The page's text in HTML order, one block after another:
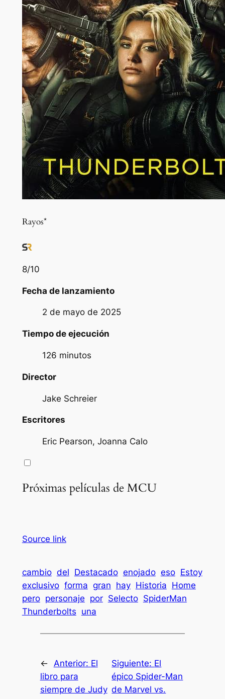
Rayos*
8/10
Fecha de lanzamiento
2 de mayo de 2025
Tiempo de ejecución
126 minutos
Director
Jake Schreier
Escritores
Eric Pearson, Joanna Calo
Próximas películas de MCU
Source link
cambio del Destacado enojado eso Estoy
exclusivo forma gran hay Historia Home
pero personaje por Selecto SpiderMan
Thunderbolts una
← Anterior: El
libro para
siempre de Judy
Siguiente: El
épico Spider-Man
de Marvel vs.